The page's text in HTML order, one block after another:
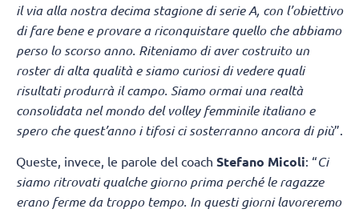
il via alla nostra decima stagione di serie A, con l’obiettivo
di fare bene e provare a riconquistare quello che abbiamo
perso lo scorso anno. Riteniamo di aver costruito un
roster di alta qualità e siamo curiosi di vedere quali
risultati produrrà il campo. Siamo ormai una realtà
consolidata nel mondo del volley femminile italiano e
spero che quest’anno i tifosi ci sosterranno ancora di più”.
Queste, invece, le parole del coach Stefano Micoli: “Ci
siamo ritrovati qualche giorno prima perché le ragazze
erano ferme da troppo tempo. In questi giorni lavoreremo